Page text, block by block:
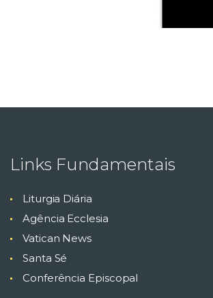
Links Fundamentais
Liturgia Diária
Agência Ecclesia
Vatican News
Santa Sé
Conferência Episcopal